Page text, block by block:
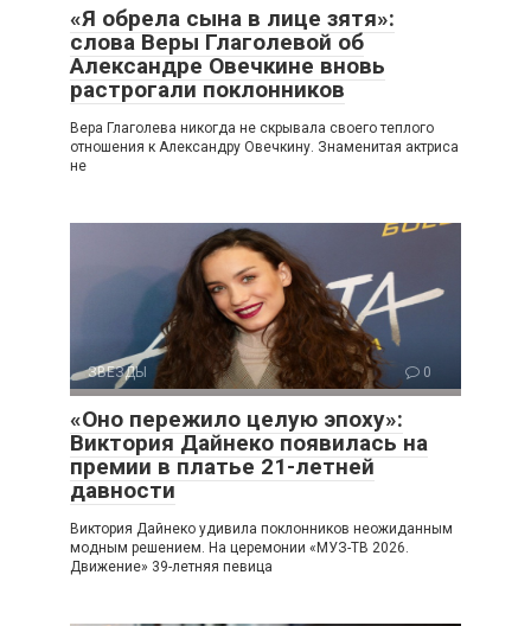
«Я обрела сына в лице зятя»:
слова Веры Глаголевой об
Александре Овечкине вновь
растрогали поклонников
Вера Глаголева никогда не скрывала своего теплого
отношения к Александру Овечкину. Знаменитая актриса
не
ЗВЕЗДЫ 0
«Оно пережило целую эпоху»:
Виктория Дайнеко появилась на
премии в платье 21-летней
давности
Виктория Дайнеко удивила поклонников неожиданным
модным решением. На церемонии «МУЗ-ТВ 2026.
Движение» 39-летняя певица